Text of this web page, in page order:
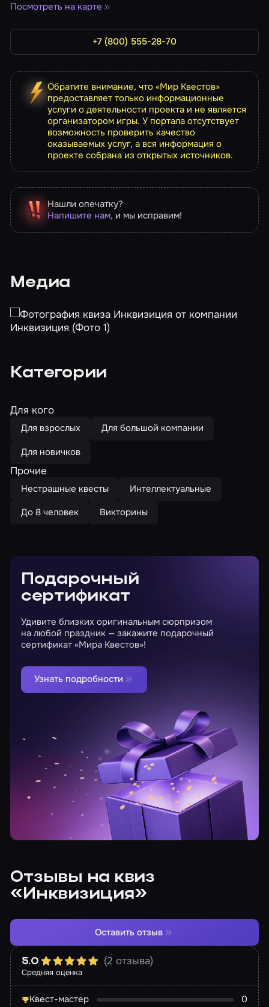
Посмотреть на карте
+7 (800) 555-28-70
Обратите внимание, что «Мир Квестов»
предоставляет только информационные
услуги о деятельности проекта и не является
организатором игры. У портала отсутствует
возможность проверить качество
оказываемых услуг, а вся информация о
проекте собрана из открытых источников.
Нашли опечатку?
Напишите нам, и мы исправим!
Медиа
Категории
Для кого
Для взрослых
Для большой компании
Для новичков
Прочие
Нестрашные квесты
Интеллектуальные
До 8 человек
Викторины
Подарочный
сертификат
Удивите близких оригинальным сюрпризом
на любой праздник — закажите подарочный
сертификат «Мира Квестов»!
Узнать подробности
Отзывы на квиз
«Инквизиция»
Средняя оценка
5.0 (2 отзыва)
Квест-мастер 0
Оставить отзыв